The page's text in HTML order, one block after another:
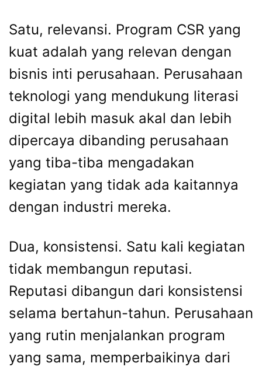
Satu, relevansi. Program CSR yang
kuat adalah yang relevan dengan
bisnis inti perusahaan. Perusahaan
teknologi yang mendukung literasi
digital lebih masuk akal dan lebih
dipercaya dibanding perusahaan
yang tiba-tiba mengadakan
kegiatan yang tidak ada kaitannya
dengan industri mereka.
Dua, konsistensi. Satu kali kegiatan
tidak membangun reputasi.
Reputasi dibangun dari konsistensi
selama bertahun-tahun. Perusahaan
yang rutin menjalankan program
yang sama, memperbaikinya dari